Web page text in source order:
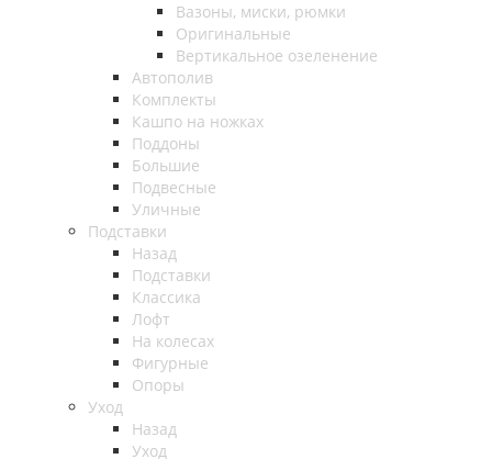
Вазоны, миски, рюмки
Оригинальные
Вертикальное озеленение
Автополив
Комплекты
Кашпо на ножках
Поддоны
Большие
Подвесные
Уличные
Подставки
Назад
Подставки
Классика
Лофт
На колесах
Фигурные
Опоры
Уход
Назад
Уход